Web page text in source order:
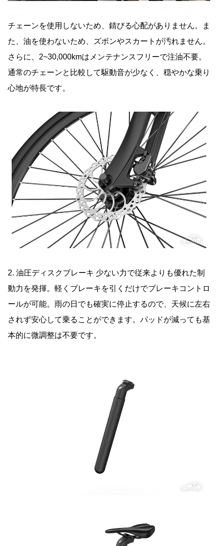
チェーンを使用しないため、錆びる心配がありません。ま
た、油を使わないため、ズボンやスカートが汚れません。
さらに、2~30,000kmはメンテナンスフリーで注油不要。
通常のチェーンと比較して駆動音が少なく、穏やかな乗り
心地が特長です。
2. 油圧ディスクブレーキ 少ない力で従来よりも優れた制
動力を発揮。軽くブレーキを引くだけでブレーキコントロ
ールが可能。雨の日でも確実に停止するので、天候に左右
されず安心して乗ることができます。パッドが減っても基
本的に微調整は不要です。